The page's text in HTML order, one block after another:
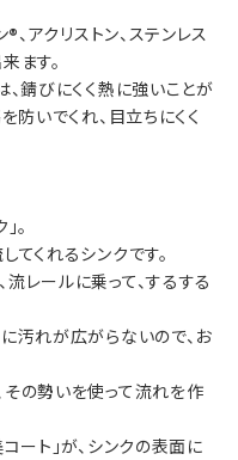
、アクリストン、ステンレス
ます。
、錆びにくく熱に強いことが
防いでくれ、目立ちにくく
。
てくれるシンクです。
レールに乗って、するする
汚れが広がらないので、お
の勢いを使って流れを作
ート」が、シンクの表面に